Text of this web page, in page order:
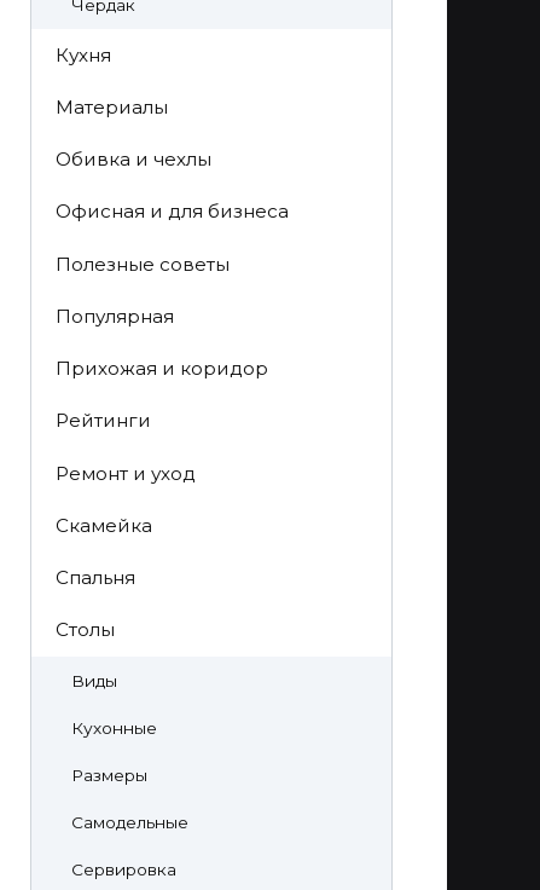
Чердак
Кухня
Материалы
Обивка и чехлы
Офисная и для бизнеса
Полезные советы
Популярная
Прихожая и коридор
Рейтинги
Ремонт и уход
Скамейка
Спальня
Столы
Виды
Кухонные
Размеры
Самодельные
Сервировка